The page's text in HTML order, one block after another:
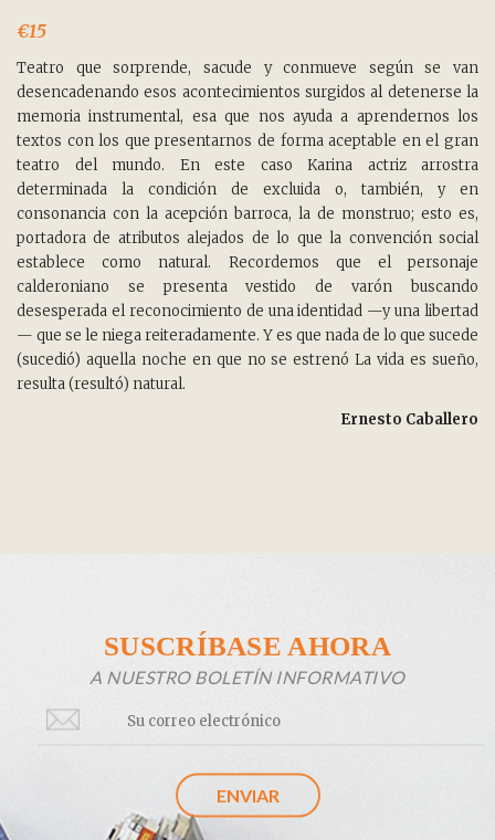
€15
Teatro que sorprende, sacude y conmueve según se van
desencadenando esos acontecimientos surgidos al detenerse la
memoria instrumental, esa que nos ayuda a aprendernos los
textos con los que presentarnos de forma aceptable en el gran
teatro del mundo. En este caso Karina actriz arrostra
determinada la condición de excluida o, también, y en
consonancia con la acepción barroca, la de monstruo; esto es,
portadora de atributos alejados de lo que la convención social
establece como natural. Recordemos que el personaje
calderoniano se presenta vestido de varón buscando
desesperada el reconocimiento de una identidad —y una libertad
— que se le niega reiteradamente. Y es que nada de lo que sucede
(sucedió) aquella noche en que no se estrenó La vida es sueño,
resulta (resultó) natural.
Ernesto Caballero
SUSCRÍBASE AHORA
A NUESTRO BOLETÍN INFORMATIVO